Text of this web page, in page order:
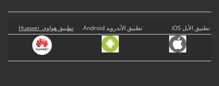
تطبيق الأبل iOS تطبيق الأندرويد Android تطبيق هواوي Huawei